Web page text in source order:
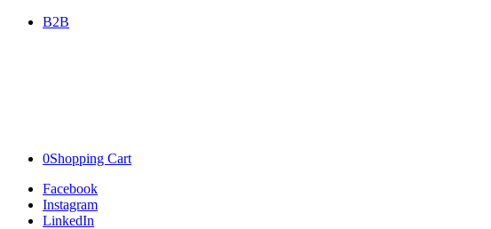
B2B
0Shopping Cart
Facebook
Instagram
LinkedIn